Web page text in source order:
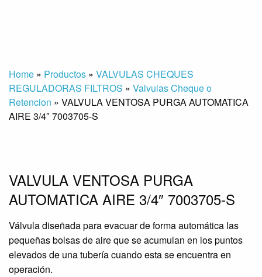
Home » Productos » VALVULAS CHEQUES
REGULADORAS FILTROS » Valvulas Cheque o
Retencion » VALVULA VENTOSA PURGA AUTOMATICA
AIRE 3/4″ 7003705-S
VALVULA VENTOSA PURGA
AUTOMATICA AIRE 3/4″ 7003705-S
Válvula diseñada para evacuar de forma automática las
pequeñas bolsas de aire que se acumulan en los puntos
elevados de una tubería cuando esta se encuentra en
operación.